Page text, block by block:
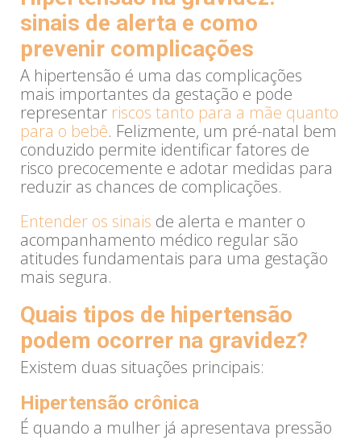
sinais de alerta e como
prevenir complicações
A hipertensão é uma das complicações
mais importantes da gestação e pode
representar riscos tanto para a mãe quanto
para o bebê. Felizmente, um pré-natal bem
conduzido permite identificar fatores de
risco precocemente e adotar medidas para
reduzir as chances de complicações.
Entender os sinais de alerta e manter o
acompanhamento médico regular são
atitudes fundamentais para uma gestação
mais segura.
Quais tipos de hipertensão
podem ocorrer na gravidez?
Existem duas situações principais:
Hipertensão crônica
É quando a mulher já apresentava pressão